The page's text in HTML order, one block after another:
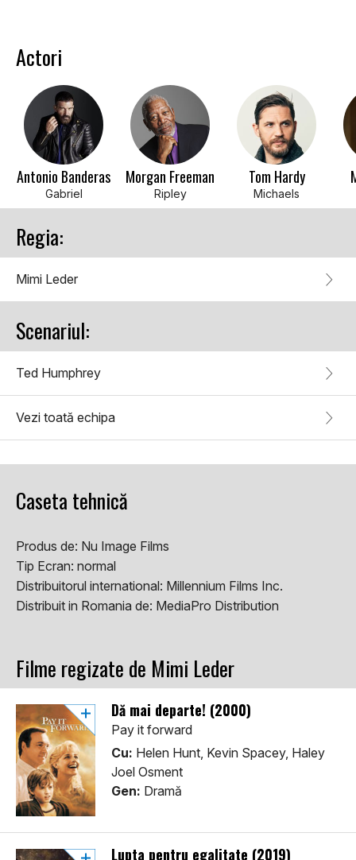
Actori
Antonio Banderas
Gabriel
Morgan Freeman
Ripley
Tom Hardy
Michaels
Regia:
Mimi Leder
Scenariul:
Ted Humphrey
Vezi toată echipa
Caseta tehnică
Produs de: Nu Image Films
Tip Ecran: normal
Distribuitorul international: Millennium Films Inc.
Distribuit in Romania de: MediaPro Distribution
Filme regizate de Mimi Leder
Dă mai departe! (2000)
Pay it forward
Cu: Helen Hunt, Kevin Spacey, Haley
Joel Osment
Gen: Dramă
Lupta pentru egalitate (2019)